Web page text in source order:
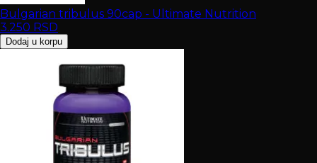
Bulgarian tribulus 90cap - Ultimate Nutrition
3.250 RSD
Dodaj u korpu